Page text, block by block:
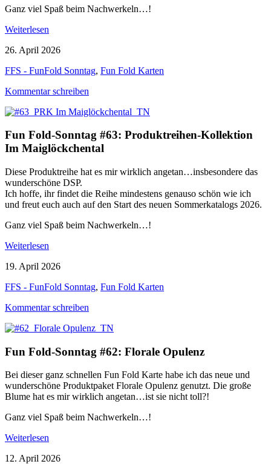
Ganz viel Spaß beim Nachwerkeln…!
Weiterlesen
26. April 2026
FFS - FunFold Sonntag, Fun Fold Karten
Kommentar schreiben
Fun Fold-Sonntag #63: Produktreihen-Kollektion
Im Maiglöckchental
Diese Produktreihe hat es mir wirklich angetan…insbesondere das
wunderschöne DSP.
Ich hoffe, ihr findet die Reihe mindestens genauso schön wie ich
und freut euch auch auf den Start des neuen Sommerkatalogs 2026.
Ganz viel Spaß beim Nachwerkeln…!
Weiterlesen
19. April 2026
FFS - FunFold Sonntag, Fun Fold Karten
Kommentar schreiben
Fun Fold-Sonntag #62: Florale Opulenz
Bei dieser ganz schnellen Fun Fold Karte habe ich das neue und
wunderschöne Produktpaket Florale Opulenz genutzt. Die große
Blume hat es mir wirklich angetan…ist sie nicht toll?!
Ganz viel Spaß beim Nachwerkeln…!
Weiterlesen
12. April 2026